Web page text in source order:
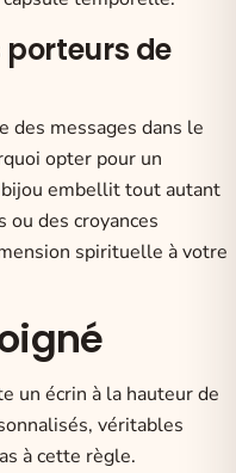
de
des messages dans le
opter pour un
bijou embellit tout autant
des croyances
spirituelle à votre
un écrin à la hauteur de
véritables
à cette règle.